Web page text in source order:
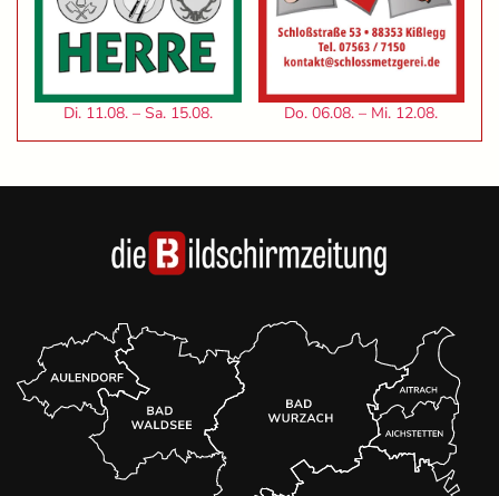
Di. 11.08. – Sa. 15.08. Do. 06.08. – Mi. 12.08.